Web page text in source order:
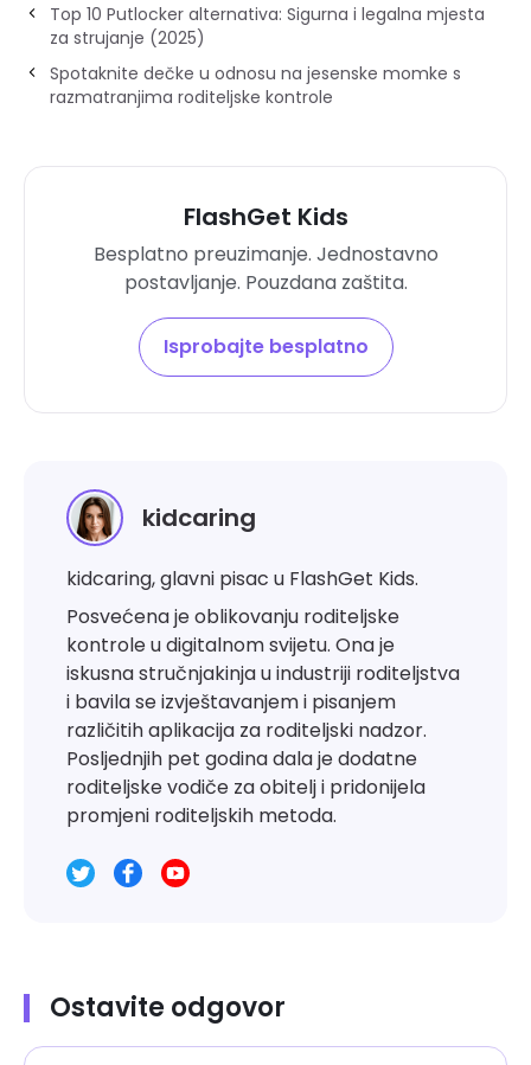
Top 10 Putlocker alternativa: Sigurna i legalna mjesta
za strujanje (2025)
Spotaknite dečke u odnosu na jesenske momke s
razmatranjima roditeljske kontrole
FlashGet Kids
Besplatno preuzimanje. Jednostavno
postavljanje. Pouzdana zaštita.
Isprobajte besplatno
kidcaring
kidcaring, glavni pisac u FlashGet Kids.
Posvećena je oblikovanju roditeljske
kontrole u digitalnom svijetu. Ona je
iskusna stručnjakinja u industriji roditeljstva
i bavila se izvještavanjem i pisanjem
različitih aplikacija za roditeljski nadzor.
Posljednjih pet godina dala je dodatne
roditeljske vodiče za obitelj i pridonijela
promjeni roditeljskih metoda.
Ostavite odgovor